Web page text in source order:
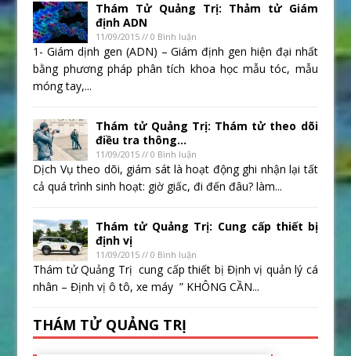
Thám Tử Quảng Trị: Thảm tử Giám
định ADN
11/09/2015 // 0 Bình luận
1- Giám dịnh gen (ADN) – Giám định gen hiện đại nhất
bằng phương pháp phân tích khoa học mẫu tóc, mẫu
móng tay,...
Thám tử Quảng Trị: Thám tử theo dõi
điều tra thông...
11/09/2015 // 0 Bình luận
Dịch Vụ theo dõi, giám sát là hoạt động ghi nhận lại tất
cả quá trình sinh hoạt: giờ giấc, đi đến đâu? làm...
Thám tử Quảng Trị: Cung cấp thiết bị
định vị
11/09/2015 // 0 Bình luận
Thám tử Quảng Trị cung cấp thiết bị Định vị quản lý cá
nhân – Định vị ô tô, xe máy ” KHÔNG CẦN...
THÁM TỬ QUẢNG TRỊ